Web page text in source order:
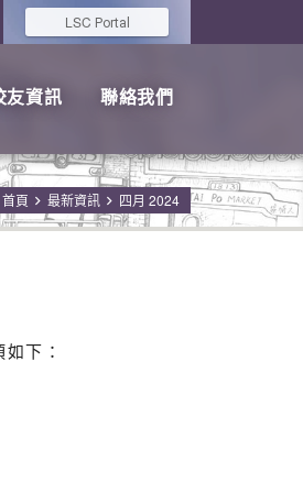
LSC Portal
友資訊 聯絡我們
首頁 最新資訊 四月 2024
下：